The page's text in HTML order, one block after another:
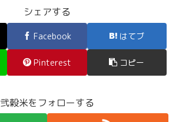
シェアする
Facebook はてブ
Pinterest コピー
弐穀米をフォローする